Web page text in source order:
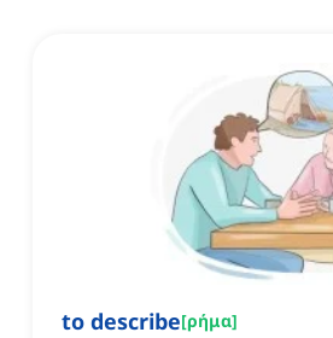
to describe[ρήμα]